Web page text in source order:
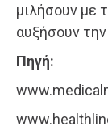
μιλήσουν με
αυξήσουν
Πηγή: